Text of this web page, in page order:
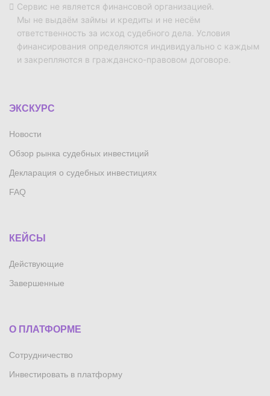
Сервис не является финансовой организацией.
Мы не выдаём займы и кредиты и не несём
ответственность за исход судебного дела. Условия
финансирования определяются индивидуально с каждым
и закрепляются в гражданско-правовом договоре.
ЭКСКУРС
Новости
Обзор рынка судебных инвестиций
Декларация о судебных инвестициях
FAQ
КЕЙСЫ
Действующие
Завершенные
О ПЛАТФОРМЕ
Сотрудничество
Инвестировать в платформу